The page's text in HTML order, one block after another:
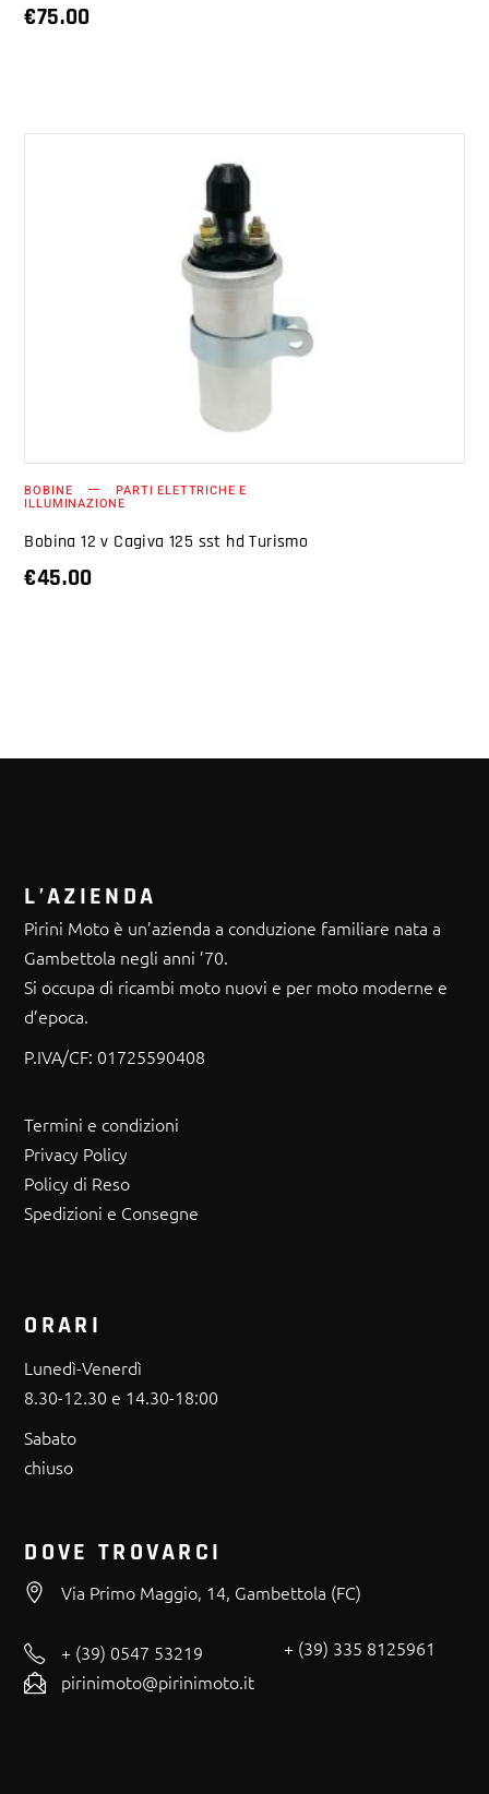
€75.00
BOBINE PARTI ELETTRICHE E
ILLUMINAZIONE
Bobina 12 v Cagiva 125 sst hd Turismo
€45.00
L’AZIENDA
Pirini Moto è un’azienda a conduzione familiare nata a
Gambettola negli anni ’70.
Si occupa di ricambi moto nuovi e per moto moderne e
d’epoca.
P.IVA/CF: 01725590408
Termini e condizioni
Privacy Policy
Policy di Reso
Spedizioni e Consegne
ORARI
Lunedì-Venerdì
8.30-12.30 e 14.30-18:00
Sabato
chiuso
DOVE TROVARCI
Via Primo Maggio, 14, Gambettola (FC)
+ (39) 0547 53219
+ (39) 335 8125961
pirinimoto@pirinimoto.it